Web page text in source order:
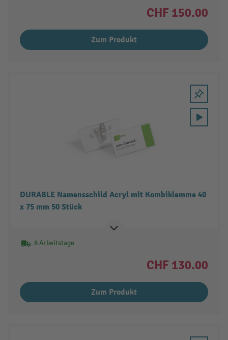
CHF 150.00
Zum Produkt
DURABLE Namensschild Acryl mit Kombiklemme 40
x 75 mm 50 Stück
8 Arbeitstage
CHF 130.00
Zum Produkt